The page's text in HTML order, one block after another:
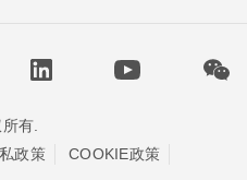
有.
政策
COOKIE政策